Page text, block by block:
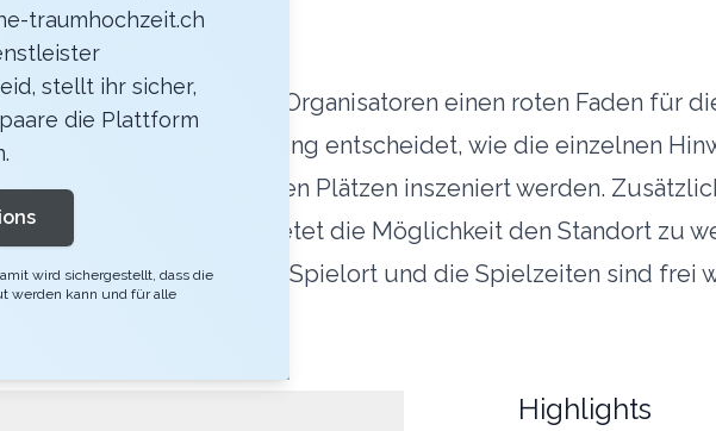
teilen
Hangover bietet den Organisatoren einen roten Faden für
Die Spielleitung entscheidet, wie die einzelnen
oder an öffentlichen Plätzen inszeniert werden.
im Internet. Das Spiel bietet die Möglichkeit den Standort zu
zu integrieren. Der Spielort und die Spielzeiten sind frei
Highlights
traumhochzeit.ch
stellt ihr sicher,
die Plattform
wird sichergestellt, dass die
werden kann und für alle